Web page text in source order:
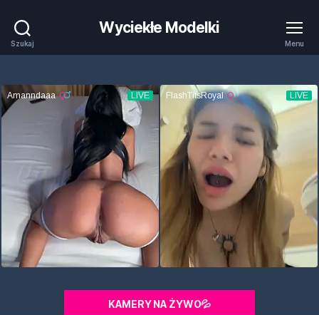
Szukaj
Wyciekłe Modelki
Menu
KAMERY NA ŻYWO💦